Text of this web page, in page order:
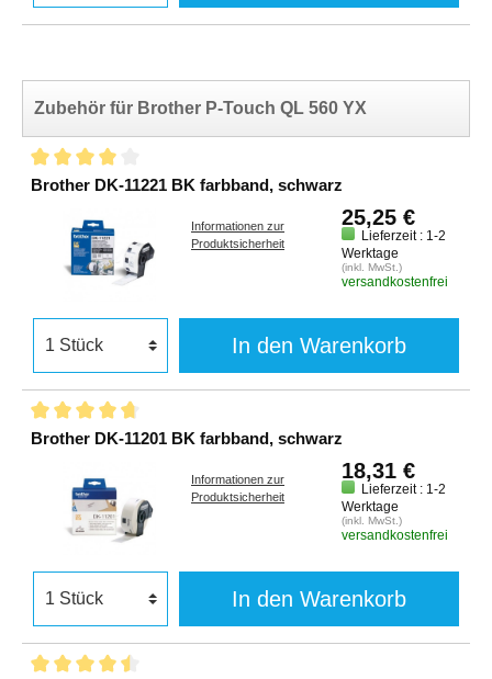
Zubehör für Brother P-Touch QL 560 YX
Brother DK-11221 BK farbband, schwarz
Informationen zur
Produktsicherheit
25,25 €
Lieferzeit : 1-2
Werktage
(inkl. MwSt.)
versandkostenfrei
In den Warenkorb
Brother DK-11201 BK farbband, schwarz
Informationen zur
Produktsicherheit
18,31 €
Lieferzeit : 1-2
Werktage
(inkl. MwSt.)
versandkostenfrei
In den Warenkorb